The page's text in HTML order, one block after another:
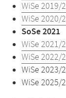
WiSe 2019/
WiSe 2020/
SoSe 2021
WiSe 2021/
WiSe 2022/
WiSe 2023/
WiSe 2025/